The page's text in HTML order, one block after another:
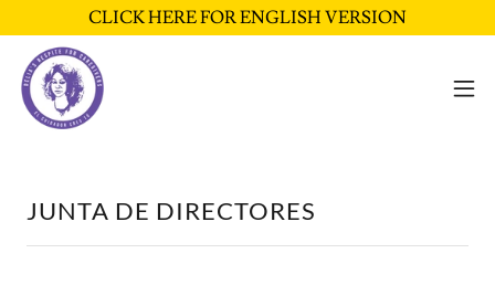
CLICK HERE FOR ENGLISH VERSION
JUNTA DE DIRECTORES